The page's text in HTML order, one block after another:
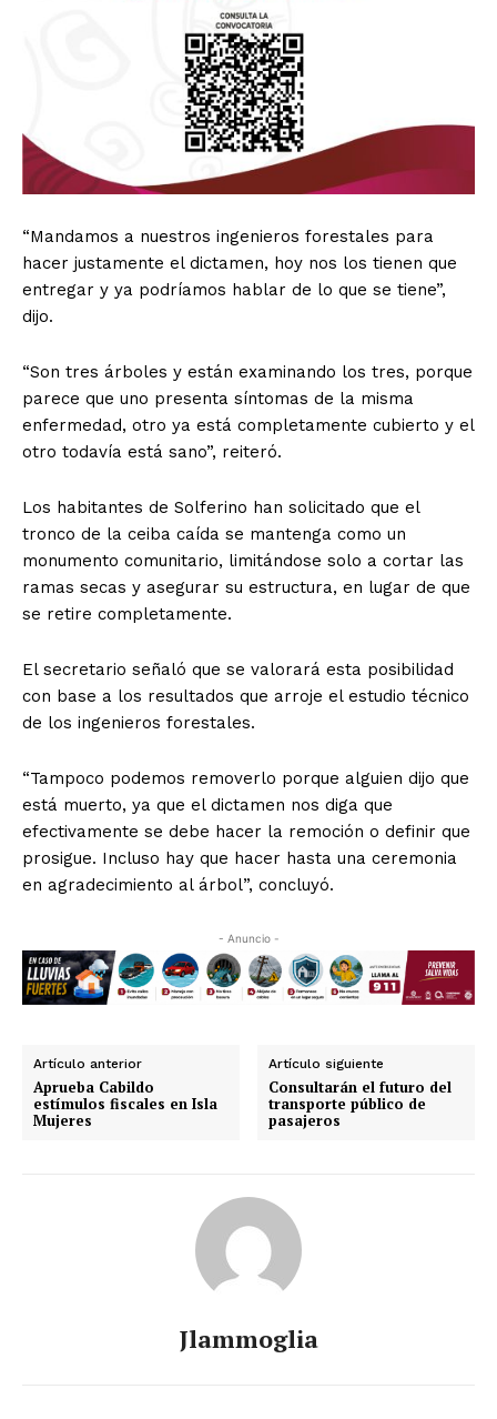
“Mandamos a nuestros ingenieros forestales para
hacer justamente el dictamen, hoy nos los tienen que
entregar y ya podríamos hablar de lo que se tiene”,
dijo.
“Son tres árboles y están examinando los tres, porque
parece que uno presenta síntomas de la misma
enfermedad, otro ya está completamente cubierto y el
otro todavía está sano”, reiteró.
Los habitantes de Solferino han solicitado que el
tronco de la ceiba caída se mantenga como un
monumento comunitario, limitándose solo a cortar las
ramas secas y asegurar su estructura, en lugar de que
se retire completamente.
El secretario señaló que se valorará esta posibilidad
con base a los resultados que arroje el estudio técnico
de los ingenieros forestales.
“Tampoco podemos removerlo porque alguien dijo que
está muerto, ya que el dictamen nos diga que
efectivamente se debe hacer la remoción o definir que
prosigue. Incluso hay que hacer hasta una ceremonia
en agradecimiento al árbol”, concluyó.
- Anuncio -
Artículo anterior
Aprueba Cabildo
estímulos fiscales en Isla
Mujeres
Artículo siguiente
Consultarán el futuro del
transporte público de
pasajeros
Jlammoglia